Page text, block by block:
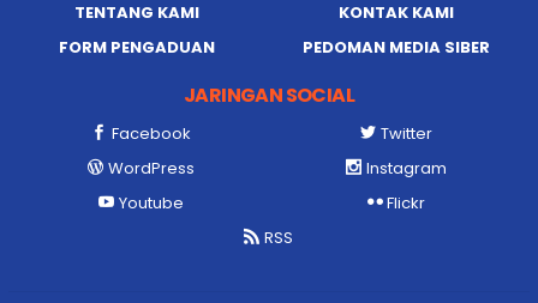
TENTANG KAMI
KONTAK KAMI
FORM PENGADUAN
PEDOMAN MEDIA SIBER
JARINGAN SOCIAL
Facebook
Twitter
WordPress
Instagram
Youtube
Flickr
RSS